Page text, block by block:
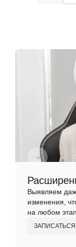
Выявляем
изменения,
на любом